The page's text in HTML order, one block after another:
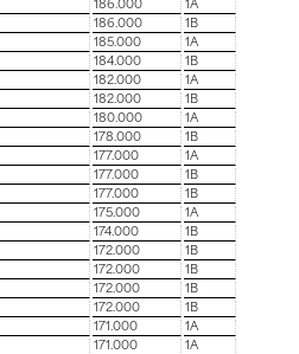
186.000
1A
186.000
1B
185.000
1A
184.000
1B
182.000
1A
182.000
1B
180.000
1A
178.000
1B
177.000
1A
177.000
1B
177.000
1B
175.000
1A
174.000
1B
172.000
1B
172.000
1B
172.000
1B
172.000
1B
171.000
1A
171.000
1A